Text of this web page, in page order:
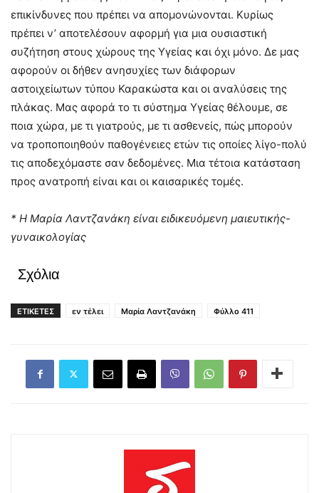
επικίνδυνες που πρέπει να απομονώνονται. Κυρίως
πρέπει ν’ αποτελέσουν αφορμή για μια ουσιαστική
συζήτηση στους χώρους της Υγείας και όχι μόνο. Δε μας
αφορούν οι δήθεν ανησυχίες των διάφορων
αστοιχείωτων τύπου Καρακώστα και οι αναλύσεις της
πλάκας. Μας αφορά το τι σύστημα Υγείας θέλουμε, σε
ποια χώρα, με τι γιατρούς, με τι ασθενείς, πώς μπορούν
να τροποποιηθούν παθογένειες ετών τις οποίες λίγο-πολύ
τις αποδεχόμαστε σαν δεδομένες. Μια τέτοια κατάσταση
προς ανατροπή είναι και οι καισαρικές τομές.
* Η Μαρία Λαντζανάκη είναι ειδικευόμενη μαιευτικής-
γυναικολογίας
Σχόλια
ΕΤΙΚΕΤΕΣ εν τέλει Μαρία Λαντζανάκη Φύλλο 411